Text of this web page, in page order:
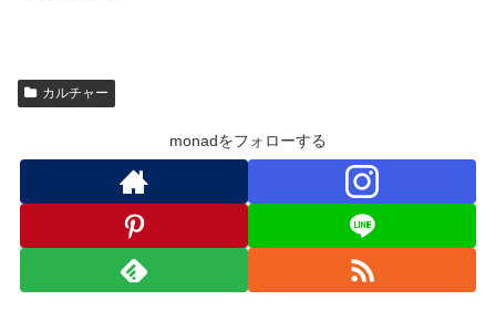
カルチャー
monadをフォローする